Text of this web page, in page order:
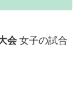
会 女子の試合